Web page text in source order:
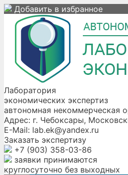
Skip
content
Добавить в избранное
Лаборатория
экономических экспертиз
автономная некоммерческая
Адрес: г. Чебоксары,
E-Mail: lab.ek@yandex.ru
Заказать экспертизу
+7 (903) 358-03-86
заявки принимаются
круглосуточно без выходных